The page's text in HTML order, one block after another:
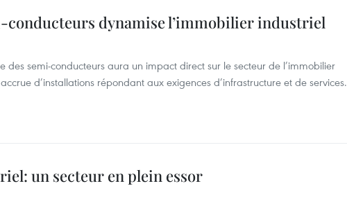
conducteurs dynamise l’immobilier industriel
des semi-conducteurs aura un impact direct sur le secteur de l’immobilier
d’installations répondant aux exigences d’infrastructure et de services.
un secteur en plein essor